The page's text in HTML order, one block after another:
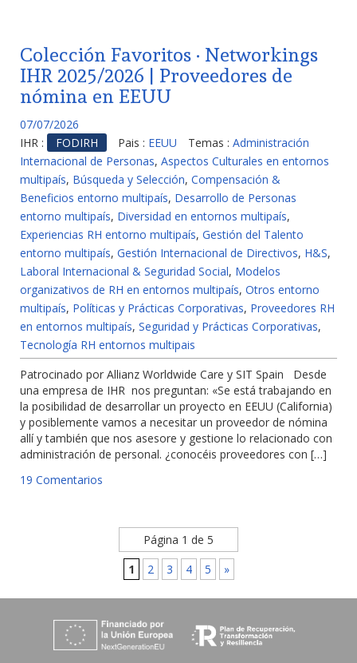
Colección Favoritos · Networkings
IHR 2025/2026 | Proveedores de
nómina en EEUU
07/07/2026
IHR :
FODIRH Pais : EEUU Temas : Administración
Internacional de Personas, Aspectos Culturales en entornos
multipaís, Búsqueda y Selección, Compensación &
Beneficios entorno multipaís, Desarrollo de Personas
entorno multipaís, Diversidad en entornos multipaís,
Experiencias RH entorno multipaís, Gestión del Talento
entorno multipaís, Gestión Internacional de Directivos, H&S,
Laboral Internacional & Seguridad Social, Modelos
organizativos de RH en entornos multipaís, Otros entorno
multipaís, Políticas y Prácticas Corporativas, Proveedores RH
en entornos multipaís, Seguridad y Prácticas Corporativas,
Tecnología RH entornos multipais
Patrocinado por Allianz Worldwide Care y SIT Spain Desde
una empresa de IHR nos preguntan: «Se está trabajando en
la posibilidad de desarrollar un proyecto en EEUU (California)
y posiblemente vamos a necesitar un proveedor de nómina
allí y también que nos asesore y gestione lo relacionado con
administración de personal. ¿conocéis proveedores con […]
19 Comentarios
Página 1 de 5
1
2 3 4 5 »